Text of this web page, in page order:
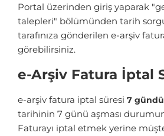
Portal üzerinden giriş yaparak
talepleri" bölümünden tarih
tarafınıza gönderilen e-arşiv
görebilirsiniz.
e-Arşiv Fatura İptal
e-arşiv fatura iptal süresi 7
tarihinin 7 günü aşması
Faturayı iptal etmek yerine